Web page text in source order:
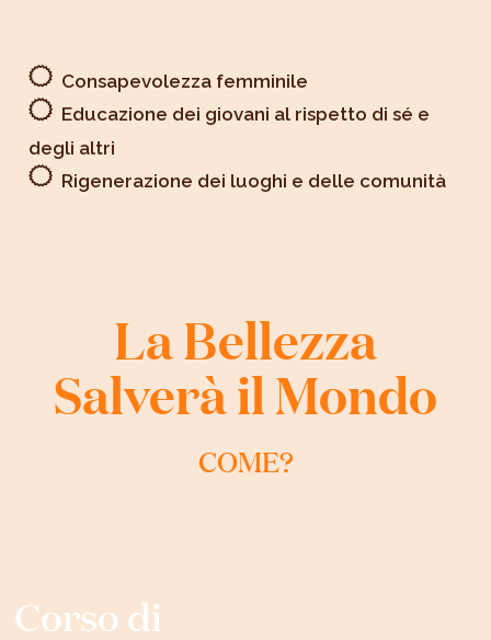
Consapevolezza femminile
Educazione dei giovani al rispetto di sé e
degli altri
Rigenerazione dei luoghi e delle comunità
La Bellezza
Salverà il Mondo
COME?
Corso di